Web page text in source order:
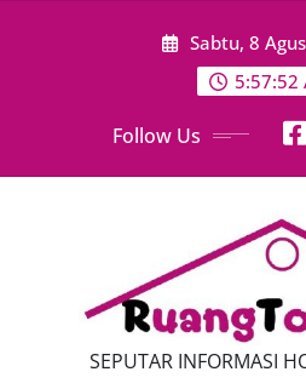
Sabtu, 8
5:57:53
Follow Us
SEPUTAR INFORMASI